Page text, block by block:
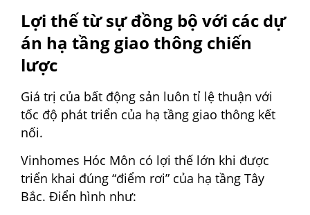
Lợi thế từ sự đồng bộ với các dự
án hạ tầng giao thông chiến
lược
Giá trị của bất động sản luôn tỉ lệ thuận với
tốc độ phát triển của hạ tầng giao thông kết
nối.
Vinhomes Hóc Môn có lợi thế lớn khi được
triển khai đúng “điểm rơi” của hạ tầng Tây
Bắc. Điển hình như: